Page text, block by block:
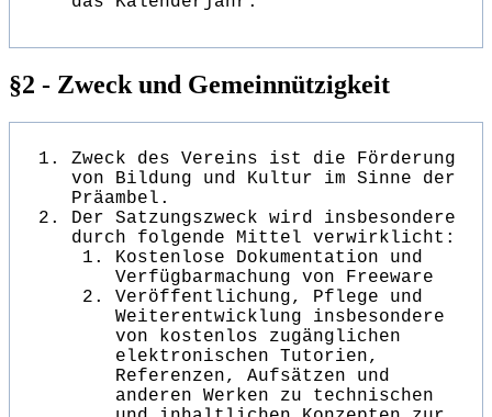
§2 - Zweck und Gemeinnützigkeit
Zweck des Vereins ist die Förderung
von Bildung und Kultur im Sinne der
Präambel.
Der Satzungszweck wird insbesondere
durch folgende Mittel verwirklicht:
Kostenlose Dokumentation und
Verfügbarmachung von Freeware
Veröffentlichung, Pflege und
Weiterentwicklung insbesondere
von kostenlos zugänglichen
elektronischen Tutorien,
Referenzen, Aufsätzen und
anderen Werken zu technischen